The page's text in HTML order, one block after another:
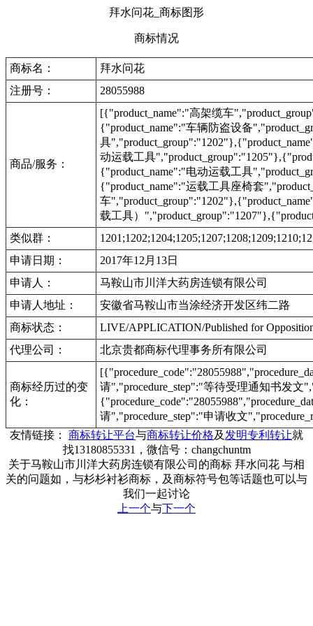
拜水问花_商标图形
商标情况
商标名：
拜水问花
注册号：
28055988
商品/服务：
[{"product_name":"高架缆车
{"product_name":"车辆防盗设备
具
动运载工具
{"product_name":"电动运载工具
{"product_name":"运载工具座椅套
车
载工具）
类似群：
申请日期：
2017年12月13日
申请人：
马鞍山市川洋大药房连锁有限公司
申请人地址：
安徽省马鞍山市当涂经济开发区纬二路
商标状态：
LIVE/APPLICATION/Published for
代理公司：
北京贵都商标代理事务所有限公司
商标经历过的变
化：
请","procedure_step":"等待受理通知书发文
请","procedure_step":"申请收文
友情链接： 商标转让平台与商标转让价格及 发明专利转让就
找13180855331，微信号：changchuntm
关于马鞍山市川洋大药房连锁有限公司的商标 拜水问花 与相
关的问题如，与杉杉衬衫商标，及商标符号包等话题也可以与
我们一起讨论
上一个与下一个